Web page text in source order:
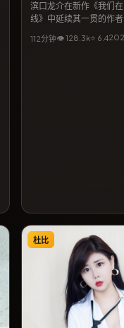
滨口龙介在新作《我们
线》中延续其一贯的作
全智贤领衔主演，6月28
112分钟👁128.3k⭐ 6.4
杜比